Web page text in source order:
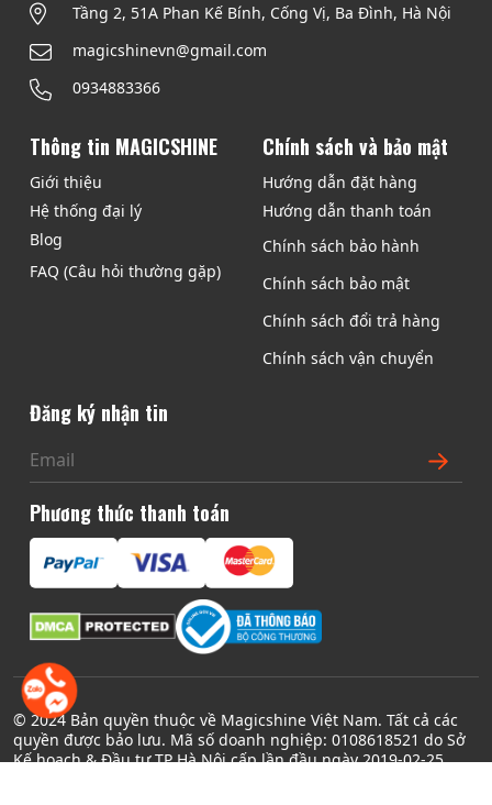
Tầng 2, 51A Phan Kế Bính, Cống Vị, Ba Đình, Hà Nội
magicshinevn@gmail.com
0934883366
Thông tin MAGICSHINE
Giới thiệu
Hệ thống đại lý
Blog
FAQ (Câu hỏi thường gặp)
Chính sách và bảo mật
Hướng dẫn đặt hàng
Hướng dẫn thanh toán
Chính sách bảo hành
Chính sách bảo mật
Chính sách đổi trả hàng
Chính sách vận chuyển
Đăng ký nhận tin
Phương thức thanh toán
© 2024 Bản quyền thuộc về Magicshine Việt Nam. Tất cả các
quyền được bảo lưu. Mã số doanh nghiệp: 0108618521 do Sở
Kế hoạch & Đầu tư TP Hà Nội cấp lần đầu ngày 2019-02-25